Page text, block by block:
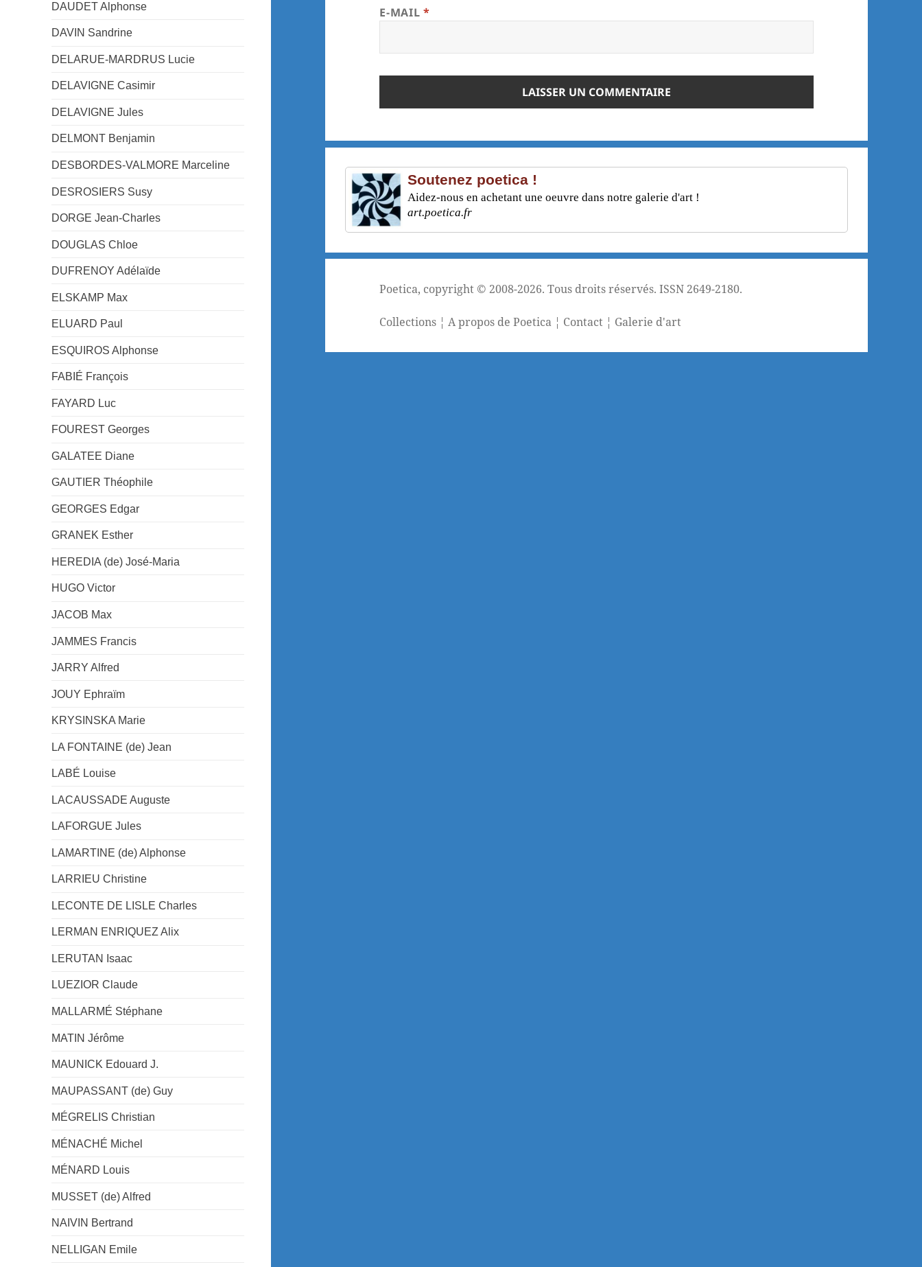
DAUDET Alphonse
DAVIN Sandrine
DELARUE-MARDRUS Lucie
DELAVIGNE Casimir
DELAVIGNE Jules
DELMONT Benjamin
DESBORDES-VALMORE Marceline
DESROSIERS Susy
DORGE Jean-Charles
DOUGLAS Chloe
DUFRENOY Adélaïde
ELSKAMP Max
ELUARD Paul
ESQUIROS Alphonse
FABIÉ François
FAYARD Luc
FOUREST Georges
GALATEE Diane
GAUTIER Théophile
GEORGES Edgar
GRANEK Esther
HEREDIA (de) José-Maria
HUGO Victor
JACOB Max
JAMMES Francis
JARRY Alfred
JOUY Ephraïm
KRYSINSKA Marie
LA FONTAINE (de) Jean
LABÉ Louise
LACAUSSADE Auguste
LAFORGUE Jules
LAMARTINE (de) Alphonse
LARRIEU Christine
LECONTE DE LISLE Charles
LERMAN ENRIQUEZ Alix
LERUTAN Isaac
LUEZIOR Claude
MALLARMÉ Stéphane
MATIN Jérôme
MAUNICK Edouard J.
MAUPASSANT (de) Guy
MÉGRELIS Christian
MÉNACHÉ Michel
MÉNARD Louis
MUSSET (de) Alfred
NAIVIN Bertrand
NELLIGAN Emile
E-MAIL *
Soutenez poetica !
Aidez-nous en achetant une oeuvre dans notre galerie d'art !
art.poetica.fr
Poetica, copyright © 2008-2026. Tous droits réservés. ISSN 2649-2180.
Collections ¦A propos de Poetica ¦ Contact ¦ Galerie d'art